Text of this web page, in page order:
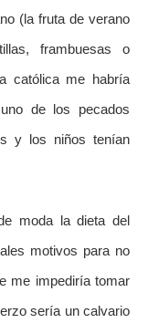
(la fruta de verano
frambuesas o
católica me habría
de los pecados
y los niños tenían
moda la dieta del
motivos para no
me impediría tomar
sería un calvario